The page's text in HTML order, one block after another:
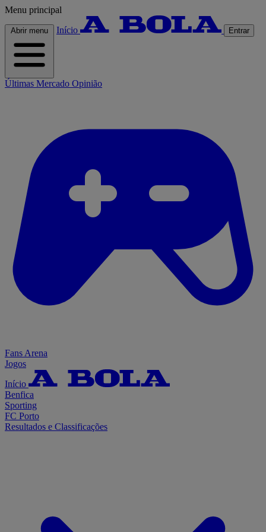
Menu principal
Abrir menu Início Entrar
Últimas Mercado Opinião
Fans Arena
Jogos
Início
Benfica
Sporting
FC Porto
Resultados e Classificações